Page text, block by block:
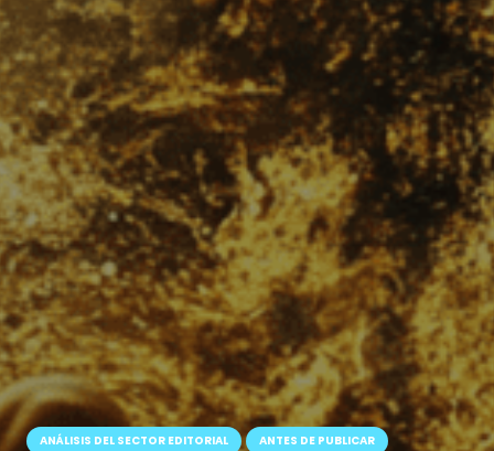
ANÁLISIS DEL SECTOR EDITORIAL
ANTES DE PUBLICAR